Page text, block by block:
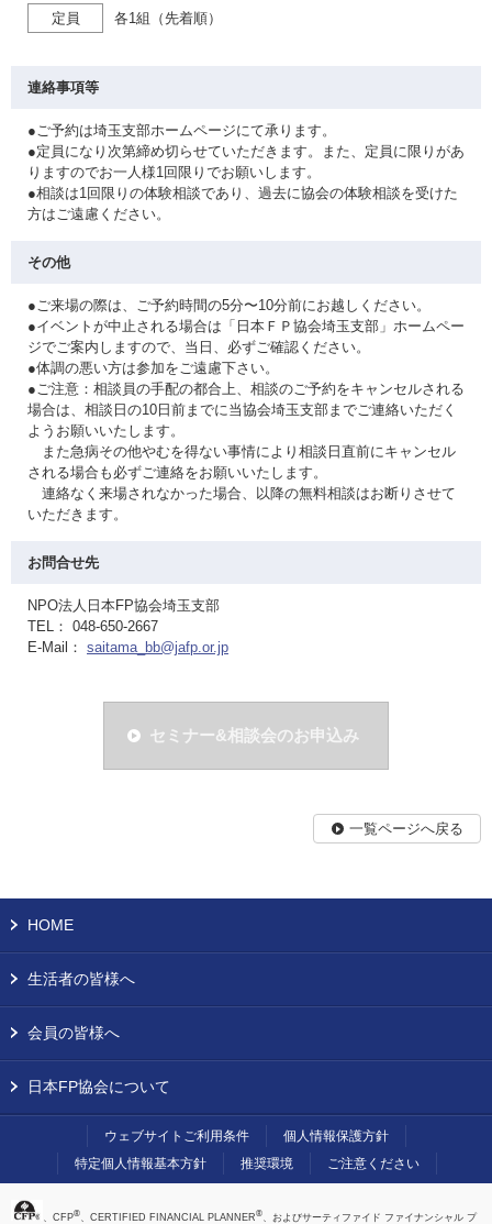
定員 各1組（先着順）
連絡事項等
●ご予約は埼玉支部ホームページにて承ります。
●定員になり次第締め切らせていただきます。また、定員に限りがあ
りますのでお一人様1回限りでお願いします。
●相談は1回限りの体験相談であり、過去に協会の体験相談を受けた
方はご遠慮ください。
その他
●ご来場の際は、ご予約時間の5分〜10分前にお越しください。
●イベントが中止される場合は「日本ＦＰ協会埼玉支部」ホームペー
ジでご案内しますので、当日、必ずご確認ください。
●体調の悪い方は参加をご遠慮下さい。
●ご注意：相談員の手配の都合上、相談のご予約をキャンセルされる
場合は、相談日の10日前までに当協会埼玉支部までご連絡いただく
ようお願いいたします。
また急病その他やむを得ない事情により相談日直前にキャンセル
される場合も必ずご連絡をお願いいたします。
連絡なく来場されなかった場合、以降の無料相談はお断りさせて
いただきます。
お問合せ先
NPO法人日本FP協会埼玉支部
TEL： 048-650-2667
E-Mail： saitama_bb@jafp.or.jp
セミナー&相談会のお申込み
一覧ページへ戻る
HOME
生活者の皆様へ
会員の皆様へ
日本FP協会について
ウェブサイトご利用条件
個人情報保護方針
特定個人情報基本方針
推奨環境 ご注意ください
、CFP®、CERTIFIED FINANCIAL PLANNER®、およびサーティファイド ファイナンシャル プ